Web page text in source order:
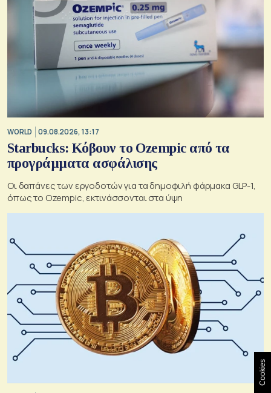
WORLD 09.08.2026, 13:17
Starbucks: Κόβουν το Ozempic από τα
προγράμματα ασφάλισης
Οι δαπάνες των εργοδοτών για τα δημοφιλή φάρμακα GLP-1,
όπως το Ozempic, εκτινάσσονται στα ύψη
Cookies